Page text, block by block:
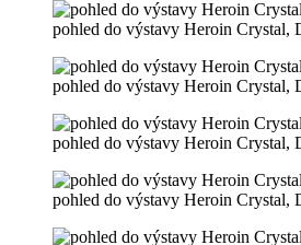
pohled do výstavy Heroin Crystal,
pohled do výstavy Heroin Crystal,
pohled do výstavy Heroin Crystal,
pohled do výstavy Heroin Crystal,